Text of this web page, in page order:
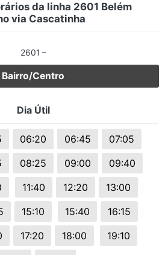
da linha 2601 Belém
via Cascatinha
2601 –
Bairro/Centro
Dia Útil
06:20 06:45
07:05
08:25 09:00
09:40
11:40 12:20
13:00
15:10 15:40
16:15
17:20 18:00
19:10